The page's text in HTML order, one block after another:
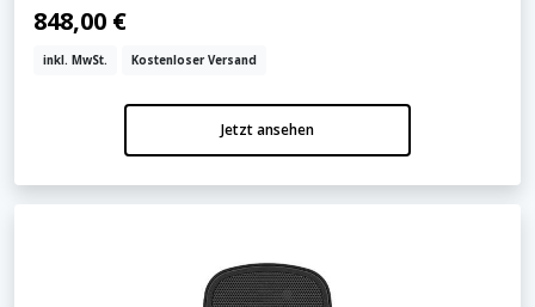
848,00 €
inkl. MwSt. Kostenloser Versand
Jetzt ansehen